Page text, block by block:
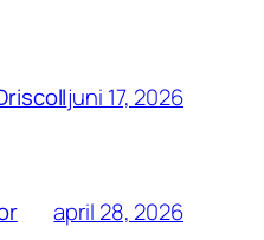
juni 17, 2026
april 28, 2026